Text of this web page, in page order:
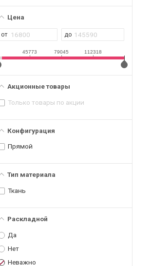
Цена
45773 79045 112318
Акционные товары
Только товары по акции
Конфигурация
Прямой
Тип материала
Ткань
Раскладной
Да
Нет
Неважно